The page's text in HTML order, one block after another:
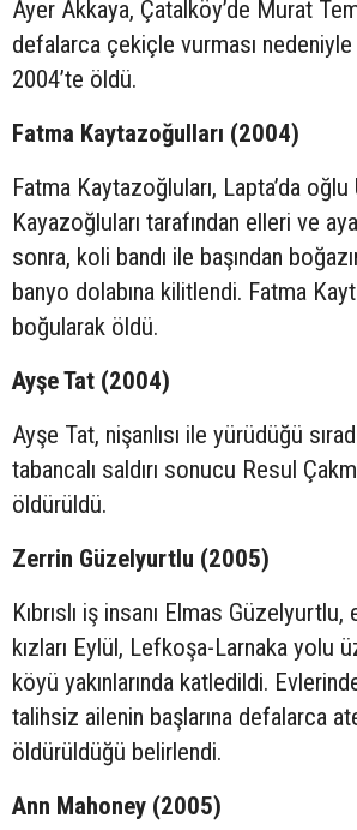
Ayer Akkaya, Çatalköy’de Murat
defalarca çekiçle vurması
2004’te öldü.
Fatma Kaytazoğulları (2004)
Fatma Kaytazoğluları, Lapta’da oğlu
Kayazoğluları tarafından elleri ve
sonra, koli bandı ile başından
banyo dolabına kilitlendi. Fatma
boğularak öldü.
Ayşe Tat (2004)
Ayşe Tat, nişanlısı ile yürüdüğü
tabancalı saldırı sonucu Resul
öldürüldü.
Zerrin Güzelyurtlu (2005)
Kıbrıslı iş insanı Elmas
kızları Eylül, Lefkoşa-Larnaka yolu
köyü yakınlarında katledildi.
talihsiz ailenin başlarına defalarca
öldürüldüğü belirlendi.
Ann Mahoney (2005)